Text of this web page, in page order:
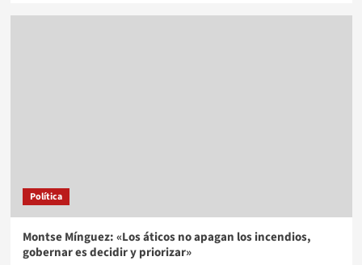
Política
Montse Mínguez: «Los áticos no apagan los incendios,
gobernar es decidir y priorizar»